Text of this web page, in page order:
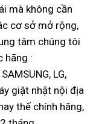
mà không cần
cơ sở mở rộng,
tâm chúng tôi
hãng :
LG,
giặt nhật nội địa
thế chính hãng,